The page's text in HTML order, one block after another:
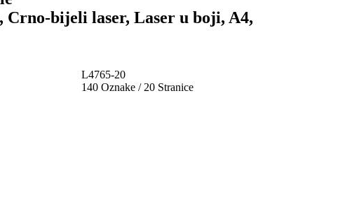
bijeli laser, Laser u boji, A4,
L4765-20
140 Oznake / 20 Stranice